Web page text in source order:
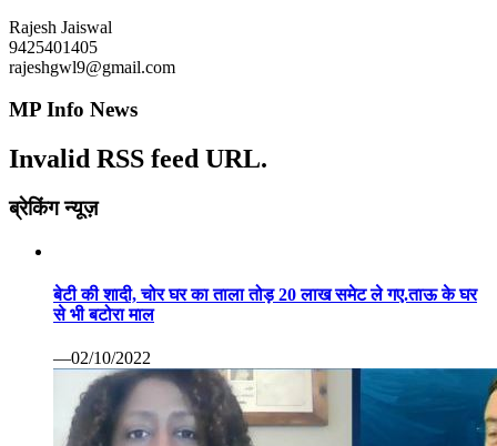
Rajesh Jaiswal
9425401405
rajeshgwl9@gmail.com
MP Info News
Invalid RSS feed URL.
ब्रेकिंग न्यूज़
बेटी की शादी, चोर घर का ताला तोड़ 20 लाख समेट ले गए.ताऊ के घर
से भी बटोरा माल
—02/10/2022